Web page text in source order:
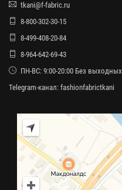
tkani@f-fabric.ru
8-800-302-30-15
8-499-408-20-84
8-964-642-69-43
ПН-ВС: 9:00-20:00 Без выходных
Telegram-канал: fashionfabrictkani